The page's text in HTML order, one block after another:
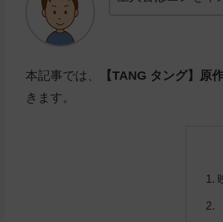
本記事では、 【TANG タング】原
きます。